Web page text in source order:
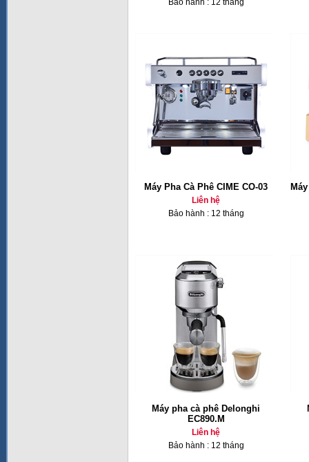
Bảo hành : 12 tháng
Máy Pha Cà Phê CIME CO-03
Liên hệ
Bảo hành : 12 tháng
Máy pha cà phê Delonghi
EC890.M
Liên hệ
Bảo hành : 12 tháng